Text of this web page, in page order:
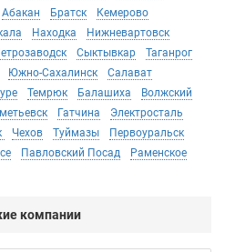
Абакан Братск
Кемерово
Находка
Нижневартовск
Сыктывкар
Таганрог
Южно-Сахалинск
Салават
Темрюк Балашиха
Волжский
Гатчина
Электросталь
Чехов Туймазы
Первоуральск
Павловский Посад
Раменское
компании